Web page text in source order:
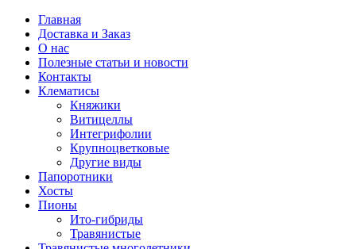
Главная
Доставка и Заказ
О нас
Полезные статьи и новости
Контакты
Клематисы
Княжики
Витицеллы
Интегрифолии
Крупноцветковые
Другие виды
Папоротники
Хосты
Пионы
Ито-гибриды
Травянистые